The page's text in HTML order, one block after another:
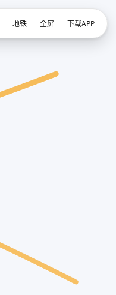
地铁 全屏 下载APP